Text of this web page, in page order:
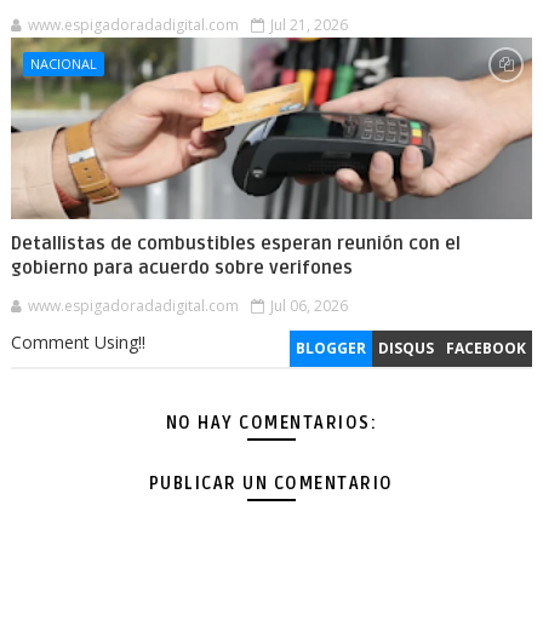
www.espigadoradadigital.com Jul 21, 2026
NACIONAL
Detallistas de combustibles esperan reunión con el
gobierno para acuerdo sobre verifones
www.espigadoradadigital.com Jul 06, 2026
BLOGGER DISQUS FACEBOOK
Comment Using!!
NO HAY COMENTARIOS:
PUBLICAR UN COMENTARIO